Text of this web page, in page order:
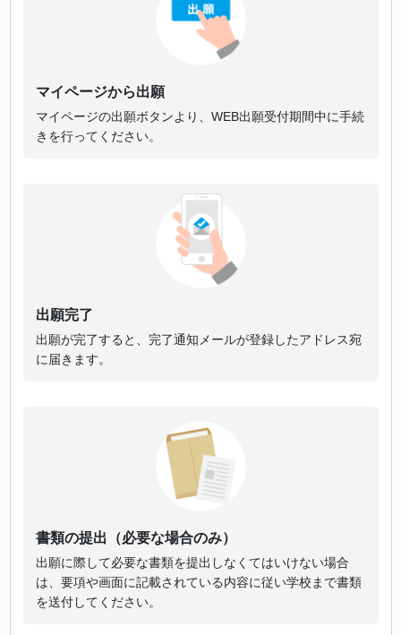
マイページから出願
マイページの出願ボタンより、WEB出願受付期間中に手続
きを行ってください。
出願完了
出願が完了すると、完了通知メールが登録したアドレス宛
に届きます。
書類の提出（必要な場合のみ）
出願に際して必要な書類を提出しなくてはいけない場合
は、要項や画面に記載されている内容に従い学校まで書類
を送付してください。